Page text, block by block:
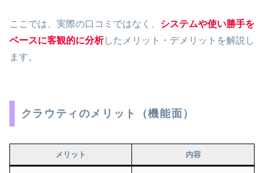
ここでは、実際の口コミではなく、 システムや使い勝手を
ベースに客観的に分析したメリット・デメリットを解説し
ます。
クラウティのメリット（機能面）
メリット 内容